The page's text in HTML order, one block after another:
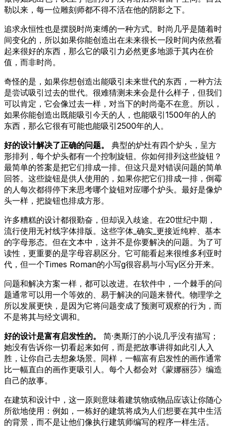
勒以来，每一位雕刻师都不得不活在他的阴影之下。
追求永恒性也是摆脱时尚束缚的一种方式。时尚几乎是随着时
间变化的，所以如果你能创造出在未来很长一段时间内依然看
起来很好的东西，那么它的吸引力必然更多地源于其内在价
值，而非时尚。
奇怪的是，如果你想创造出能吸引未来世代的东西，一种方法
是尝试吸引过去的世代。很难猜测未来会是什么样子，但我们
可以肯定，它会像过去一样，对当下的时尚毫不在意。所以，
如果你能创造出既能吸引今天的人，也能吸引1500年的人的
东西，那么它很有可能也能吸引2500年的人。
好的设计解决了正确的问题。
典型的炉灶有四个炉头，呈方
形排列，每个炉头都有一个控制旋钮。你如何排列这些旋钮？
最简单的答案是把它们排成一排。但这只是对错误问题的简单
回答。这些旋钮是供人使用的，如果你把它们排成一排，倒霉
的人每次都得停下来思考哪个旋钮对应哪个炉头。最好是像炉
头一样，把旋钮也排成方形。
许多糟糕的设计都很勤奋，但却误入歧途。在20世纪中期，
流行使用无衬线字体排版。这些字体_确实_更接近纯粹、基本
的字母形态。但在文本中，这并不是你要解决的问题。为了可
读性，更重要的是字母容易区分。它可能看起来很维多利亚时
代，但一个Times Roman的小写g很容易与小写y区分开来。
问题和解决方案一样，都可以改进。在软件中，一个棘手的问
题通常可以用一个等效的、易于解决的问题来替代。物理学之
所以发展更快，是因为它将问题变成了预测可观察的行为，而
不是将其与经文调和。
好的设计是富有启发性的。
简·奥斯汀的小说几乎没有描写；
她没有告诉你一切看起来如何，而是把故事讲得如此引人入
胜，让你自己去想象场景。同样，一幅富有启发性的画作通常
比一幅直白的画作更吸引人。每个人都会对《蒙娜丽莎》编造
自己的故事。
在建筑和设计中，这一原则意味着建筑物或物品应该让你随心
所欲地使用：例如，一栋好的建筑将成为人们想要在其中生活
的背景，而不是让他们像执行建筑师编写的程序一样生活。